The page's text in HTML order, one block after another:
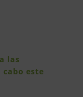
las
este